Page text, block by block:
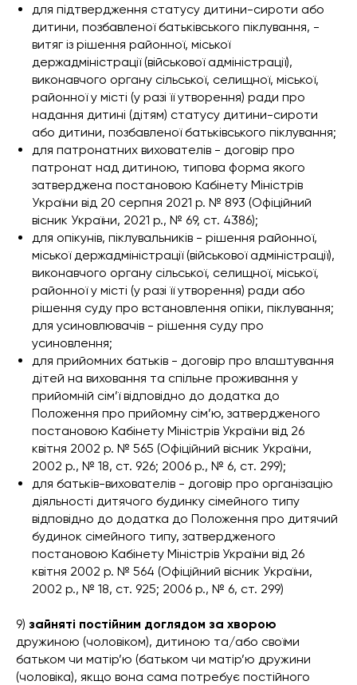
для підтвердження статусу дитини-сироти або
дитини, позбавленої батьківського піклування, -
витяг із рішення районної, міської
держадміністрації (військової адміністрації),
виконавчого органу сільської, селищної, міської,
районної у місті (у разі її утворення) ради про
надання дитині (дітям) статусу дитини-сироти
або дитини, позбавленої батьківського піклування;
для патронатних вихователів - договір про
патронат над дитиною, типова форма якого
затверджена постановою Кабінету Міністрів
України від 20 серпня 2021 р. № 893 (Офіційний
вісник України, 2021 р., № 69, ст. 4386);
для опікунів, піклувальників - рішення районної,
міської держадміністрації (військової адміністрації),
виконавчого органу сільської, селищної, міської,
районної у місті (у разі її утворення) ради або
рішення суду про встановлення опіки, піклування;
для усиновлювачів - рішення суду про
усиновлення;
для прийомних батьків - договір про влаштування
дітей на виховання та спільне проживання у
прийомній сім’ївідповідно до додатка до
Положення про прийомну сім’ю, затвердженого
постановою Кабінету Міністрів України від 26
квітня 2002 р. № 565 (Офіційний вісник України,
2002 р., № 18, ст. 926; 2006 р., № 6, ст. 299);
для батьків-вихователів - договір про організацію
діяльності дитячого будинку сімейного типу
відповідно до додатка до Положення про дитячий
будинок сімейного типу, затвердженого
постановою Кабінету Міністрів України від 26
квітня 2002 р. № 564 (Офіційний вісник України,
2002 р., № 18, ст. 925; 2006 р., № 6, ст. 299)
9) зайняті постійним доглядом за хворою
дружиною (чоловіком), дитиною та/або своїми
батьком чи матір’ю (батьком чи матір’ю дружини
(чоловіка), якщо вона сама потребує постійного